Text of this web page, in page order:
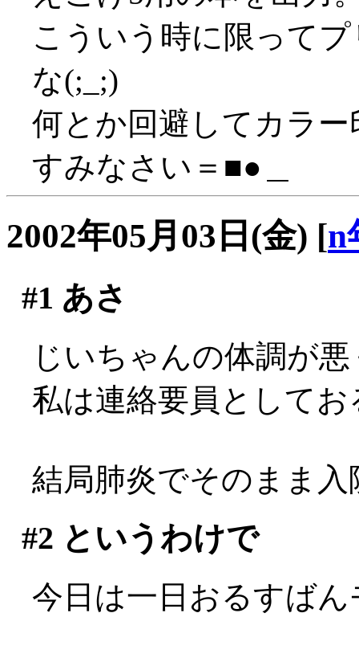
こういう時に限って
な(;_;)
何とか回避してカラ
すみなさい＝■●＿
2002年05月03日(金) [n
#1 あさ
じいちゃんの体調が
私は連絡要員として
結局肺炎でそのまま入
#2 というわけで
今日は一日おるすばん